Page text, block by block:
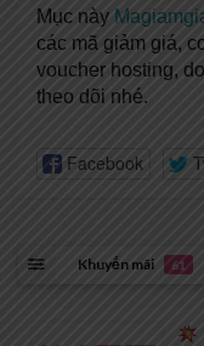
Mục này
các mã giảm giá,
voucher hosting,
theo dõi nhé.
Facebook
Khuyến mãi 61